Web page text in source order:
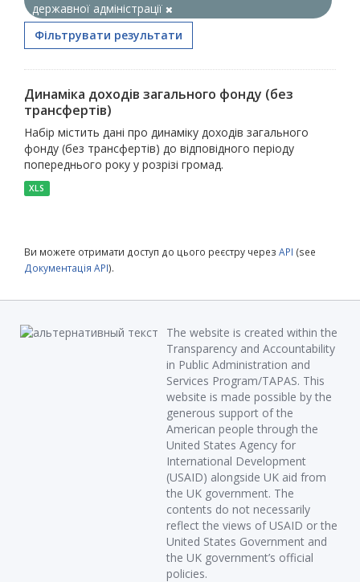
державної адміністрації
Фільтрувати результати
Динаміка доходів загального фонду (без
трансфертів)
Набір містить дані про динаміку доходів загального
фонду (без трансфертів) до відповідного періоду
попереднього року у розрізі громад.
XLS
Ви можете отримати доступ до цього реєстру через API (see
Документація API).
The website is created within the
Transparency and Accountability
in Public Administration and
Services Program/TAPAS. This
website is made possible by the
generous support of the
American people through the
United States Agency for
International Development
(USAID) alongside UK aid from
the UK government. The
contents do not necessarily
reflect the views of USAID or the
United States Government and
the UK government’s official
policies.